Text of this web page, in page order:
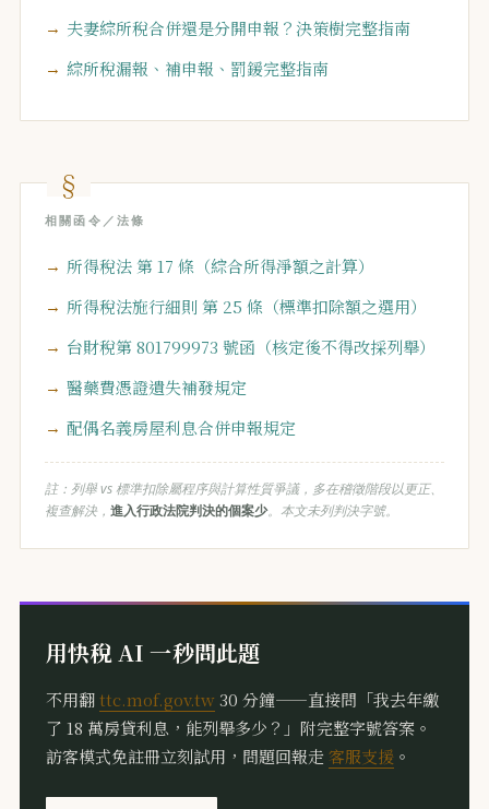
夫妻綜所稅合併還是分開申報？決策樹完整指南
綜所稅漏報、補申報、罰鍰完整指南
相關函令／法條
所得稅法 第 17 條（綜合所得淨額之計算）
所得稅法施行細則 第 25 條（標準扣除額之選用）
台財稅第 801799973 號函（核定後不得改採列舉）
醫藥費憑證遺失補發規定
配偶名義房屋利息合併申報規定
註：列舉 vs 標準扣除屬程序與計算性質爭議，多在稽徵階段以更正、
複查解決， 進入行政法院判決的個案少。本文未列判決字號。
用快稅 AI 一秒問此題
不用翻ttc.mof.gov.tw 30 分鐘——直接問「我去年繳
了 18 萬房貸利息，能列舉多少？」附完整字號答案。
訪客模式免註冊立刻試用，問題回報走客服支援 。